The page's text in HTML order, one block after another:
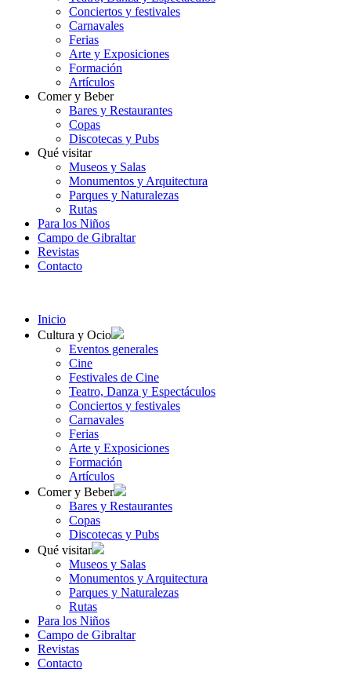
Conciertos y festivales
Carnavales
Ferias
Arte y Exposiciones
Formación
Artículos
Comer y Beber
Bares y Restaurantes
Copas
Discotecas y Pubs
Qué visitar
Museos y Salas
Monumentos y Arquitectura
Parques y Naturalezas
Rutas
Para los Niños
Campo de Gibraltar
Revistas
Contacto
Inicio
Cultura y Ocio
Eventos generales
Cine
Festivales de Cine
Teatro, Danza y Espectáculos
Conciertos y festivales
Carnavales
Ferias
Arte y Exposiciones
Formación
Artículos
Comer y Beber
Bares y Restaurantes
Copas
Discotecas y Pubs
Qué visitar
Museos y Salas
Monumentos y Arquitectura
Parques y Naturalezas
Rutas
Para los Niños
Campo de Gibraltar
Revistas
Contacto